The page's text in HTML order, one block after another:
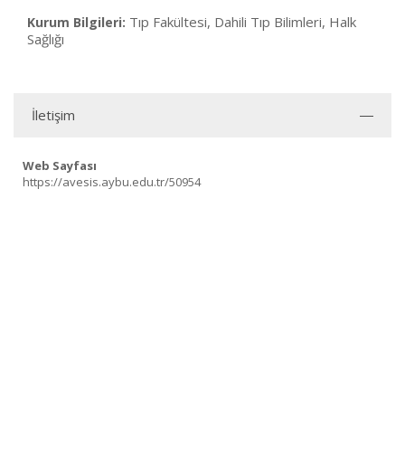
Kurum Bilgileri: Tıp Fakültesi, Dahili Tıp Bilimleri, Halk
Sağlığı
İletişim
Web Sayfası
https://avesis.aybu.edu.tr/50954